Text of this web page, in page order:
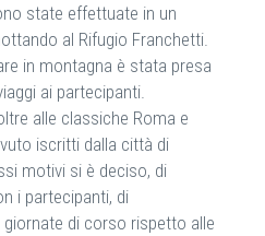
state effettuate in un
al Rifugio Franchetti.
in montagna è stata presa
ai partecipanti.
alle classiche Roma e
iscritti dalla città di
motivi si è deciso, di
i partecipanti, di
di corso rispetto alle